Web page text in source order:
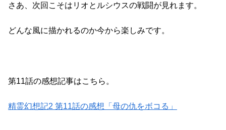
さあ、次回こそはリオとルシウスの戦闘が見れます。
どんな風に描かれるのか今から楽しみです。
第11話の感想記事はこちら。
精霊幻想記2 第11話の感想「母の仇をボコる」